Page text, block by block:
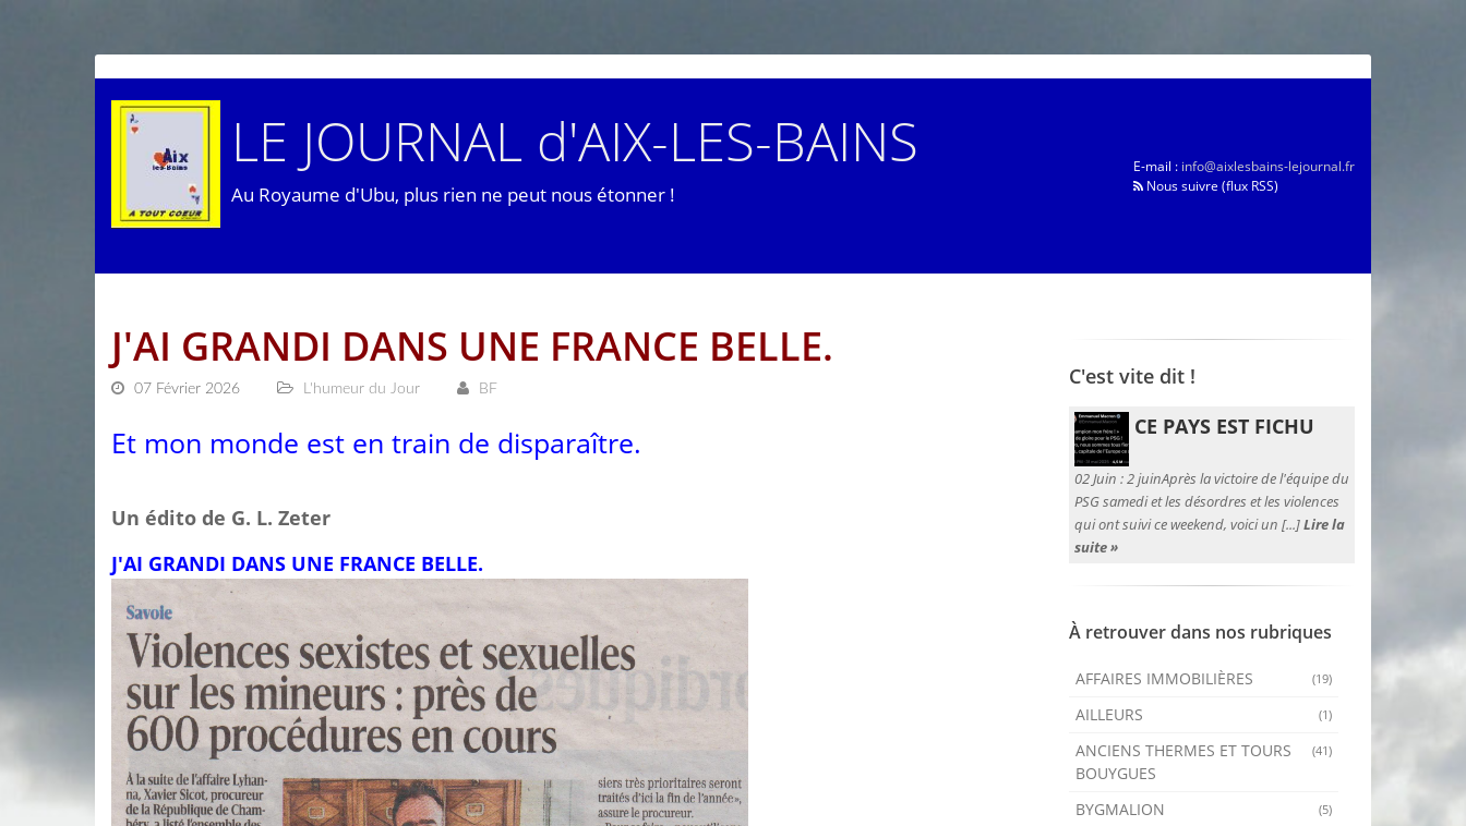
LE JOURNAL d'AIX-LES-BAINS
Au Royaume d'Ubu, plus rien ne peut nous étonner !
E-mail : info@aixlesbains-lejournal.fr
Nous suivre (flux RSS)
J'AI GRANDI DANS UNE FRANCE BELLE.
07 Février 2026 L'humeur du Jour BF
Et mon monde est en train de disparaître.
Un édito de G. L. Zeter
J'AI GRANDI DANS UNE FRANCE BELLE.
C'est vite dit !
CE PAYS EST FICHU
02 Juin :2 juinAprès la victoire de l'équipe du
PSG samedi et les désordres et les violences
qui ont suivi ce weekend, voici un [...]Lire la
suite »
À retrouver dans nos rubriques
(19)
AFFAIRES IMMOBILIÈRES
(1)
AILLEURS
(41)
ANCIENS THERMES ET TOURS
BOUYGUES
(5)
BYGMALION